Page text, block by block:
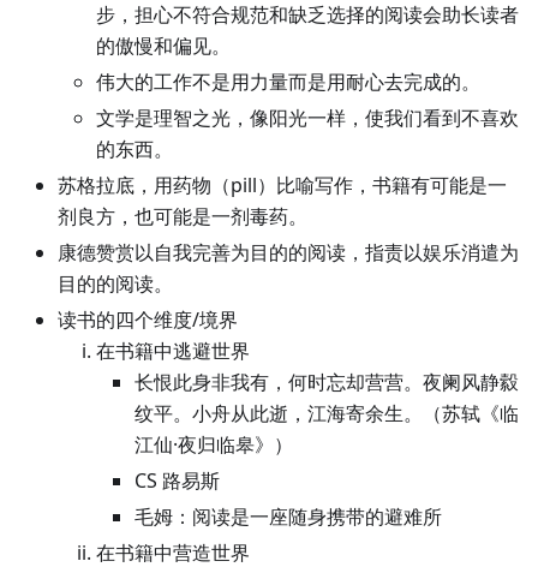
步，担心不符合规范和缺乏选择的阅读会助长读者
的傲慢和偏见。
伟大的工作不是用力量而是用耐心去完成的。
文学是理智之光，像阳光一样，使我们看到不喜欢
的东西。
苏格拉底，用药物（pill）比喻写作，书籍有可能是一
剂良方，也可能是一剂毒药。
康德赞赏以自我完善为目的的阅读，指责以娱乐消遣为
目的的阅读。
读书的四个维度/境界
在书籍中逃避世界
长恨此身非我有，何时忘却营营。夜阑风静縠
纹平。小舟从此逝，江海寄余生。（苏轼《临
江仙·夜归临皋》）
CS 路易斯
毛姆：阅读是一座随身携带的避难所
在书籍中营造世界